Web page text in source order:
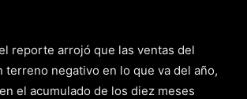
reporte arrojó que las ventas del
terreno negativo en lo que va del año,
el acumulado de los diez meses